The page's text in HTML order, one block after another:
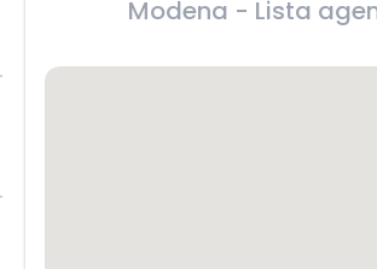
Modena - Lista